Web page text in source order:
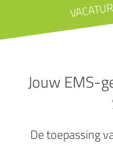
Jouw EMS-
De toepassing